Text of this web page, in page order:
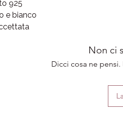
925
e bianco
Non ci
Dicci cosa ne